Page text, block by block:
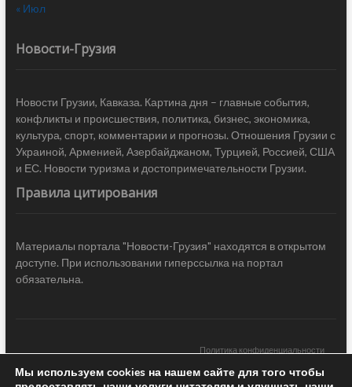
« Июл
Новости-Грузия
Новости Грузии, Кавказа. Картина дня – главные события,
конфликты и происшествия, политика, бизнес, экономика,
культура, спорт, комментарии и прогнозы. Отношения Грузии с
Украиной, Арменией, Азербайджаном, Турцией, Россией, США
и ЕС. Новости туризма и достопримечательности Грузии.
Правила цитирования
Материалы портала "Новости-Грузия" находятся в открытом
доступе. При использовании гиперссылка на портал
обязательна.
Политика конфиденциальности
Новости Грузии | Black Sea Press LTD © 2020 All Rights Reserved /
Мы используем cookies на нашем сайте для того чтобы